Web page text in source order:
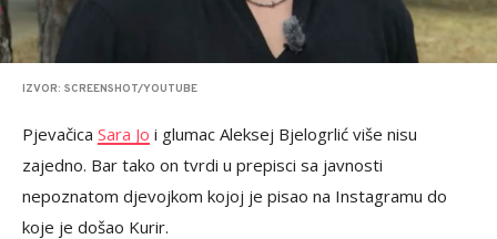
IZVOR: SCREENSHOT/YOUTUBE
Pjevačica Sara Jo i glumac Aleksej Bjelogrlić više nisu
zajedno. Bar tako on tvrdi u prepisci sa javnosti
nepoznatom djevojkom kojoj je pisao na Instagramu do
koje je došao Kurir.